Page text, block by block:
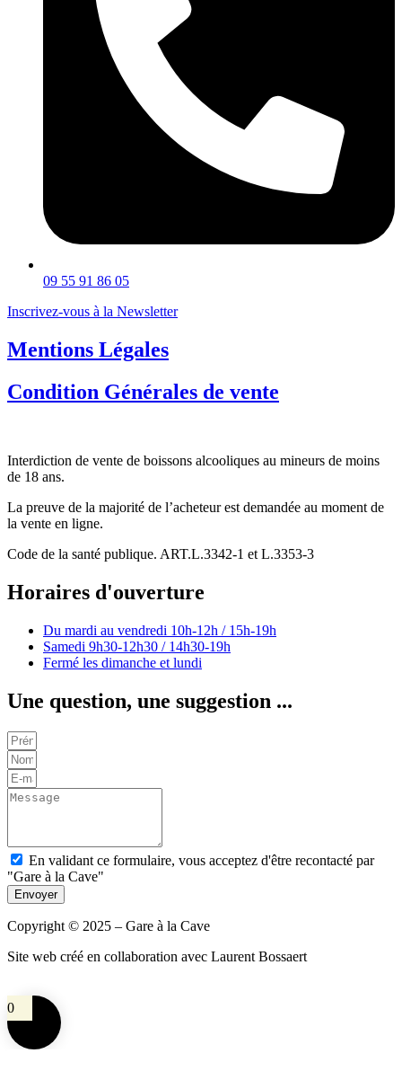
09 55 91 86 05
Inscrivez-vous à la Newsletter
Mentions Légales
Condition Générales de vente
Interdiction de vente de boissons alcooliques au mineurs de moins
de 18 ans.
La preuve de la majorité de l’acheteur est demandée au moment de
la vente en ligne.
Code de la santé publique. ART.L.3342-1 et L.3353-3
Horaires d'ouverture
Du mardi au vendredi 10h-12h / 15h-19h
Samedi 9h30-12h30 / 14h30-19h
Fermé les dimanche et lundi
Une question, une suggestion ...
En validant ce formulaire, vous acceptez d'être recontacté par
"Gare à la Cave"
Envoyer
Copyright © 2025 – Gare à la Cave
Site web créé en collaboration avec Laurent Bossaert
0